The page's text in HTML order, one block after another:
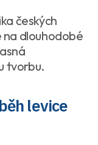
českých
na dlouhodobé
tvorbu.
levice